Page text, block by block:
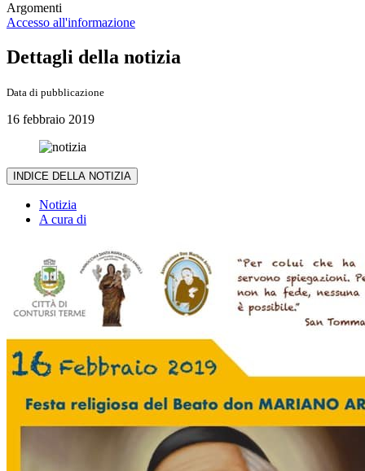
Argomenti
Accesso all'informazione
Dettagli della notizia
Data di pubblicazione
16 febbraio 2019
INDICE DELLA NOTIZIA
Notizia
A cura di